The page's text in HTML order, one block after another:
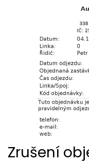
Zrušení